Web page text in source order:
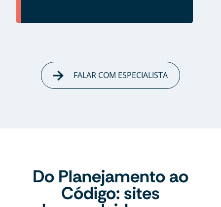
FALAR COM ESPECIALISTA
Do Planejamento ao
Código: sites